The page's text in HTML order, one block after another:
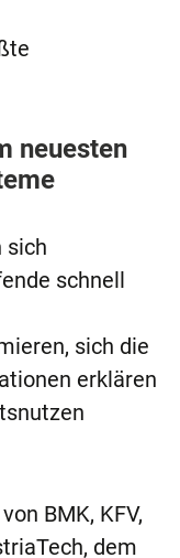
neuesten
sich
schnell
sich die
erklären
BMK, KFV,
dem